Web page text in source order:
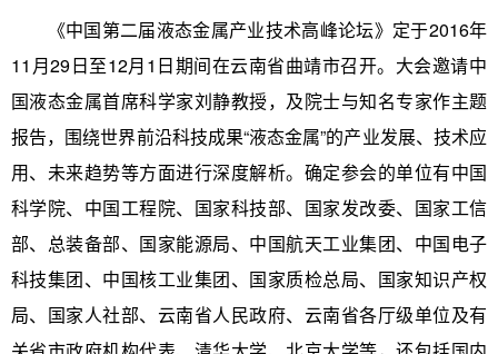
《中国第二届液态金属产业技术高峰论坛》定于2016年
11月29日至12月1日期间在云南省曲靖市召开。大会邀请中
国液态金属首席科学家刘静教授，及院士与知名专家作主题
报告，围绕世界前沿科技成果“液态金属”的产业发展、技术应
用、未来趋势等方面进行深度解析。确定参会的单位有中国
科学院、中国工程院、国家科技部、国家发改委、国家工信
部、总装备部、国家能源局、中国航天工业集团、中国电子
科技集团、中国核工业集团、国家质检总局、国家知识产权
局、国家人社部、云南省人民政府、云南省各厅级单位及有